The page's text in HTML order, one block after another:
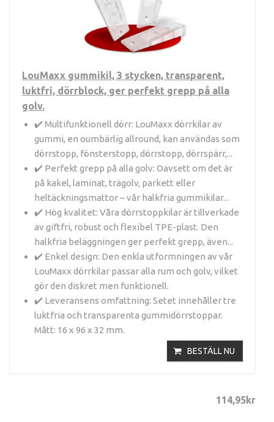
LouMaxx gummikil, 3 stycken, transparent,
luktfri, dörrblock, ger perfekt grepp på alla
golv.
✔️ Multifunktionell dörr: LouMaxx dörrkilar av
gummi, en oumbärlig allround, kan användas som
dörrstopp, fönsterstopp, dörrstopp, dörrspärr,...
✔️ Perfekt grepp på alla golv: Oavsett om det är
på kakel, laminat, trägolv, parkett eller
heltäckningsmattor – vår halkfria gummikilar...
✔️ Hög kvalitet: Våra dörrstoppkilar är tillverkade
av giftfri, robust och flexibel TPE-plast. Den
halkfria beläggningen ger perfekt grepp, även...
✔️ Enkel design: Den enkla utformningen av vår
LouMaxx dörrkilar passar alla rum och golv, vilket
gör den diskret men funktionell.
✔️ Leveransens omfattning: Setet innehåller tre
luktfria och transparenta gummidörrstoppar.
Mått: 16 x 96 x 32 mm.
BESTÄLL NU
114,95kr